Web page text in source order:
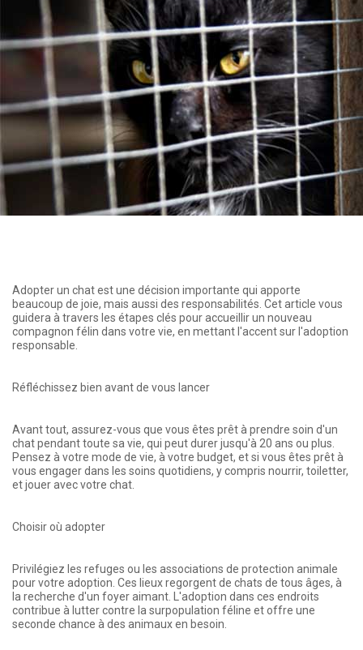
Adopter un chat est une décision importante qui apporte
beaucoup de joie, mais aussi des responsabilités. Cet article vous
guidera à travers les étapes clés pour accueillir un nouveau
compagnon félin dans votre vie, en mettant l'accent sur l'adoption
responsable.
Réfléchissez bien avant de vous lancer
Avant tout, assurez-vous que vous êtes prêt à prendre soin d'un
chat pendant toute sa vie, qui peut durer jusqu'à 20 ans ou plus.
Pensez à votre mode de vie, à votre budget, et si vous êtes prêt à
vous engager dans les soins quotidiens, y compris nourrir, toiletter,
et jouer avec votre chat.
Choisir où adopter
Privilégiez les refuges ou les associations de protection animale
pour votre adoption. Ces lieux regorgent de chats de tous âges, à
la recherche d'un foyer aimant. L'adoption dans ces endroits
contribue à lutter contre la surpopulation féline et offre une
seconde chance à des animaux en besoin.